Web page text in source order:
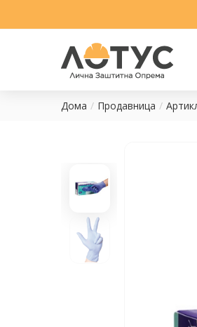
Дома Продавница